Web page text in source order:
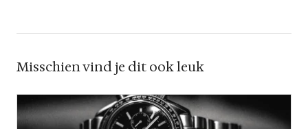
Misschien vind je dit ook leuk